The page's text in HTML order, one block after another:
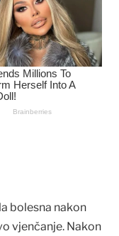
bolesna nakon
vjenčanje. Nakon